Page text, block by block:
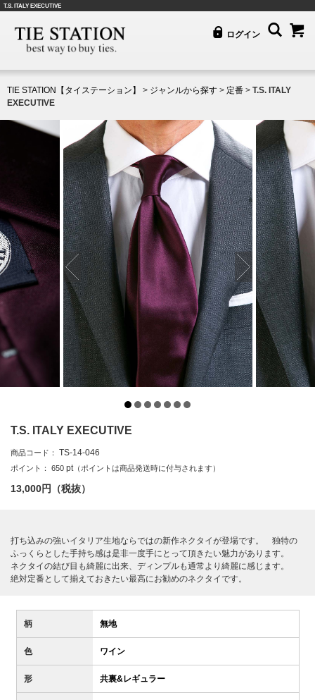
T.S. ITALY EXECUTIVE
ログイン
TIE STATION【タイステーション】 > ジャンルから探す > 定番 > T.S. ITALY
EXECUTIVE
T.S. ITALY EXECUTIVE
商品コード： TS-14-046
ポイント： 650 pt （ポイントは商品発送時に付与されます）
13,000円（税抜）
打ち込みの強いイタリア生地ならではの新作ネクタイが登場です。 独特の
ふっくらとした手持ち感は是非一度手にとって頂きたい魅力があります。
ネクタイの結び目も綺麗に出来、ディンプルも通常より綺麗に感じます。
絶対定番として揃えておきたい最高にお勧めのネクタイです。
柄 無地
色 ワイン
形 共裏&レギュラー